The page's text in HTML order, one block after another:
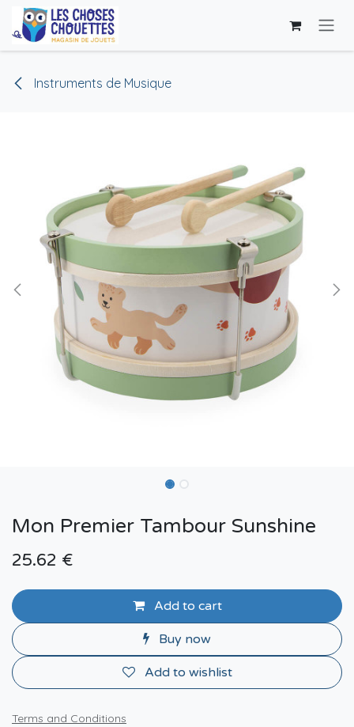
Skip to Content
Instruments de Musique
Mon Premier Tambour Sunshine
25.62 €
Add to cart
Buy now
Add to wishlist
Terms and Conditions